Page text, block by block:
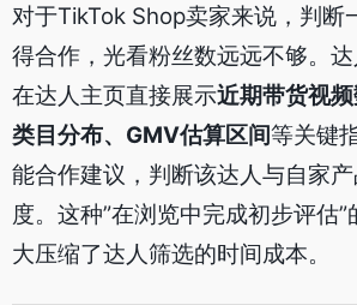
对于TikTok Shop卖家来说，判断
得合作，光看粉丝数远远不够。
在达人主页直接展示近期带货视
类目分布、GMV估算区间等关键
能合作建议，判断该达人与自家
度。这种”在浏览中完成初步评估
大压缩了达人筛选的时间成本。